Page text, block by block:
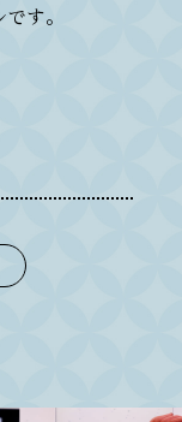
す。